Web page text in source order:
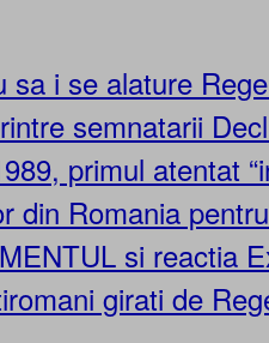
sa i se alature
semnatarii
primul atentat
din Romania
si reactia
girati de